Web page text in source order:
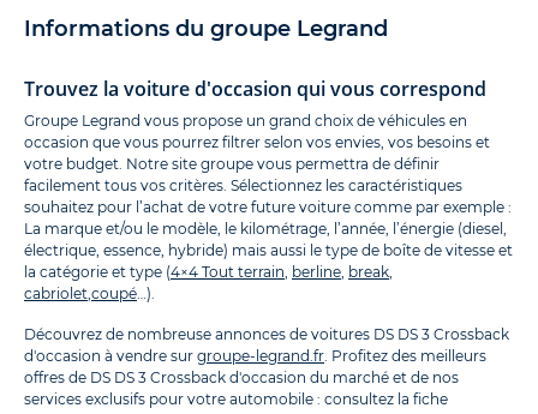
Informations du groupe Legrand
Trouvez la voiture d'occasion qui vous correspond
Groupe Legrand vous propose un grand choix de véhicules en
occasion que vous pourrez filtrer selon vos envies, vos besoins et
votre budget. Notre site groupe vous permettra de définir
facilement tous vos critères. Sélectionnez les caractéristiques
souhaitez pour l’achat de votre future voiture comme par exemple :
La marque et/ou le modèle, le kilométrage, l’année, l’énergie (diesel,
électrique, essence, hybride) mais aussi le type de boîte de vitesse et
la catégorie et type (4×4 Tout terrain berline break
cabriolet coupé …).
Découvrez de nombreuse annonces de voitures DS DS 3 Crossback
d'occasion à vendre sur groupe-legrand.fr . Profitez des meilleurs
offres de DS DS 3 Crossback d'occasion du marché et de nos
services exclusifs pour votre automobile : consultez la fiche